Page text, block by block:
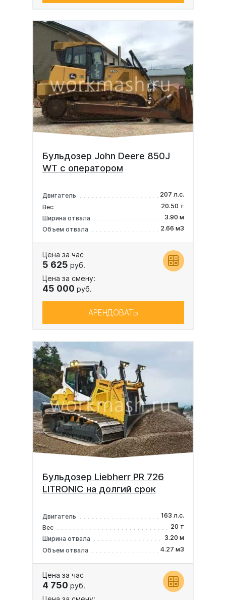
Бульдозер John Deere 850J
WT с оператором
Двигатель
207 л.с.
Вес
20.50 т
Ширина отвала
3.90 м
Объем отвала
2.66 м3
Цена за час
5 625 руб.
Цена за смену:
45 000 руб.
АРЕНДОВАТЬ
Бульдозер Liebherr PR 726
LITRONIC на долгий срок
Двигатель
163 л.с.
Вес
20 т
Ширина отвала
3.20 м
Объем отвала
4.27 м3
Цена за час
4 750 руб.